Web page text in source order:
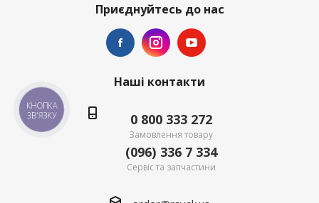
Приєднуйтесь до нас
Наші контакти
0 800 333 272
Замовлення товару
(096) 336 7 334
Сервіс та запчастини
КНОПКА
ЗВ'ЯЗКУ